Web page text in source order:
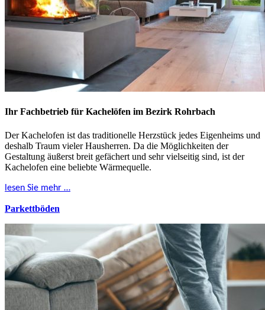
Ihr Fachbetrieb für Kachelöfen im Bezirk Rohrbach
Der Kachelofen ist das traditionelle Herzstück jedes Eigenheims und
deshalb Traum vieler Hausherren. Da die Möglichkeiten der
Gestaltung äußerst breit gefächert und sehr vielseitig sind, ist der
Kachelofen eine beliebte Wärmequelle.
lesen Sie mehr …
Parkettböden